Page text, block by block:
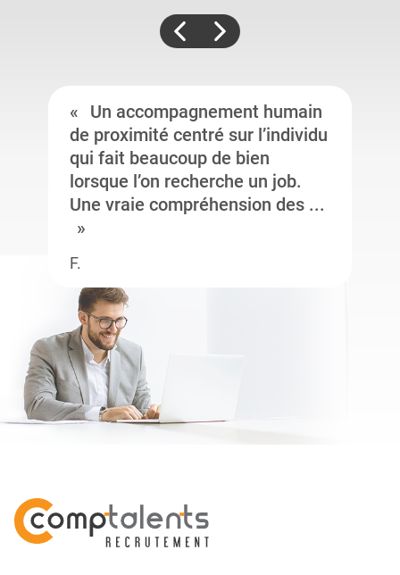
Un accompagnement humain
de proximité centré sur l’individu
qui fait beaucoup de bien
lorsque l’on recherche un job.
Une vraie compréhension des ...
F.